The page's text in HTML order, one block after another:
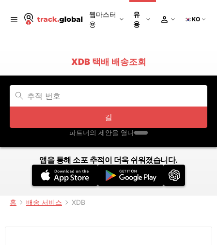
웹마스터
용
유
용
KO
XDB 택배 배송조회
길
파트너의 제안을 열다
앱을 통해 소포 추적이 더욱 쉬워졌습니다.
홈 배송 서비스 XDB